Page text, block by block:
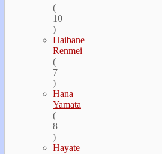
(
10
)
Haibane
Renmei
(
7
)
Hana
Yamata
(
8
)
Hayate